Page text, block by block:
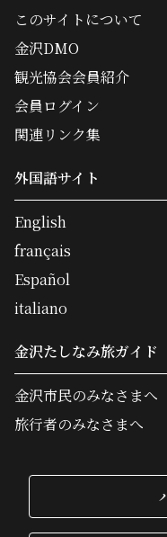
このサイトについて
金沢DMO
観光協会会員紹介
会員ログイン
関連リンク集
外国語サイト
English
français
Español
italiano
金沢たしなみ旅ガイド
金沢市民のみなさまへ
旅行者のみなさまへ